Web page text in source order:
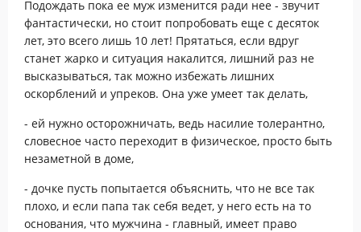
Подождать пока ее муж изменится ради нее - звучит
фантастически, но стоит попробовать еще с десяток
лет, это всего лишь 10 лет! Прятаться, если вдруг
станет жарко и ситуация накалится, лишний раз не
высказываться, так можно избежать лишних
оскорблений и упреков. Она уже умеет так делать,
- ей нужно осторожничать, ведь насилие толерантно,
словесное часто переходит в физическое, просто быть
незаметной в доме,
- дочке пусть попытается объяснить, что не все так
плохо, и если папа так себя ведет, у него есть на то
основания, что мужчина - главный, имеет право